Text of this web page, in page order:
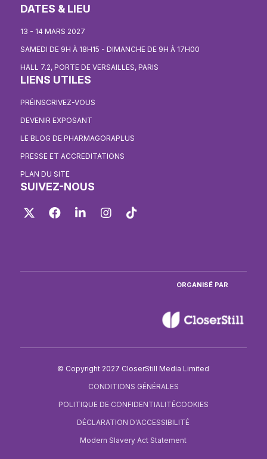
DATES & LIEU
13 - 14 MARS 2027
SAMEDI DE 9H À 18H15 - DIMANCHE DE 9H À 17H00
HALL 7.2, PORTE DE VERSAILLES, PARIS
LIENS UTILES
PRÉINSCRIVEZ-VOUS
DEVENIR EXPOSANT
LE BLOG DE PHARMAGORAPLUS
PRESSE ET ACCREDITATIONS
PLAN DU SITE
SUIVEZ-NOUS
Twitter FacebookLinkedIn Instagram
ORGANISÉ PAR
© Copyright 2027 CloserStill Media Limited
CONDITIONS GÉNÉRALES
POLITIQUE DE CONFIDENTIALITÉCOOKIES
DÉCLARATION D'ACCESSIBILITÉ
Modern Slavery Act Statement